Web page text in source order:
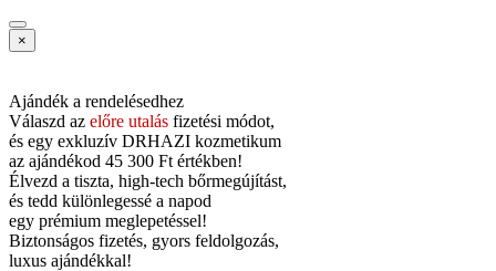
×
Ajándék a rendelésedhez
Válaszd az előre utalás fizetési módot,
és egy exkluzív DRHAZI kozmetikum
az ajándékod 45 300 Ft értékben!
Élvezd a tiszta, high-tech bőrmegújítást,
és tedd különlegessé a napod
egy prémium meglepetéssel!
Biztonságos fizetés, gyors feldolgozás,
luxus ajándékkal!